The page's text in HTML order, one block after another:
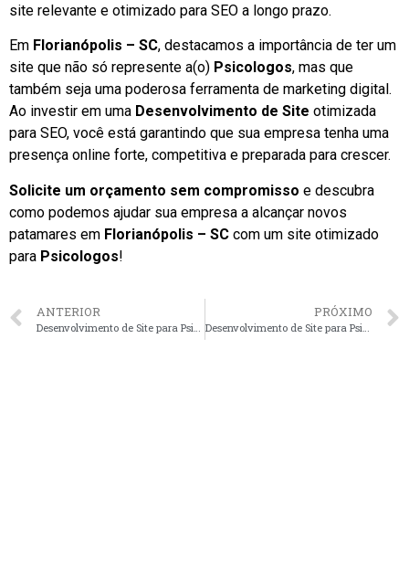
site relevante e otimizado para SEO a longo prazo.
Em Florianópolis – SC, destacamos a importância de ter um
site que não só represente a(o) Psicologos, mas que
também seja uma poderosa ferramenta de marketing digital.
Ao investir em uma Desenvolvimento de Site otimizada
para SEO, você está garantindo que sua empresa tenha uma
presença online forte, competitiva e preparada para crescer.
Solicite um orçamento sem compromisso e descubra
como podemos ajudar sua empresa a alcançar novos
patamares em Florianópolis – SC com um site otimizado
para Psicologos!
ANTERIOR
Desenvolvimento de Site para Psicologos em Curitiba – PR faça seu orçamento
PRÓXIMO
Desenvolvimento de Site para Psicologos em Brasília – DF faça seu orçamento